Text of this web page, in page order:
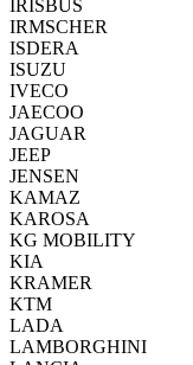
IRISBUS
IRMSCHER
ISDERA
ISUZU
IVECO
JAECOO
JAGUAR
JEEP
JENSEN
KAMAZ
KAROSA
KG MOBILITY
KIA
KRAMER
KTM
LADA
LAMBORGHINI